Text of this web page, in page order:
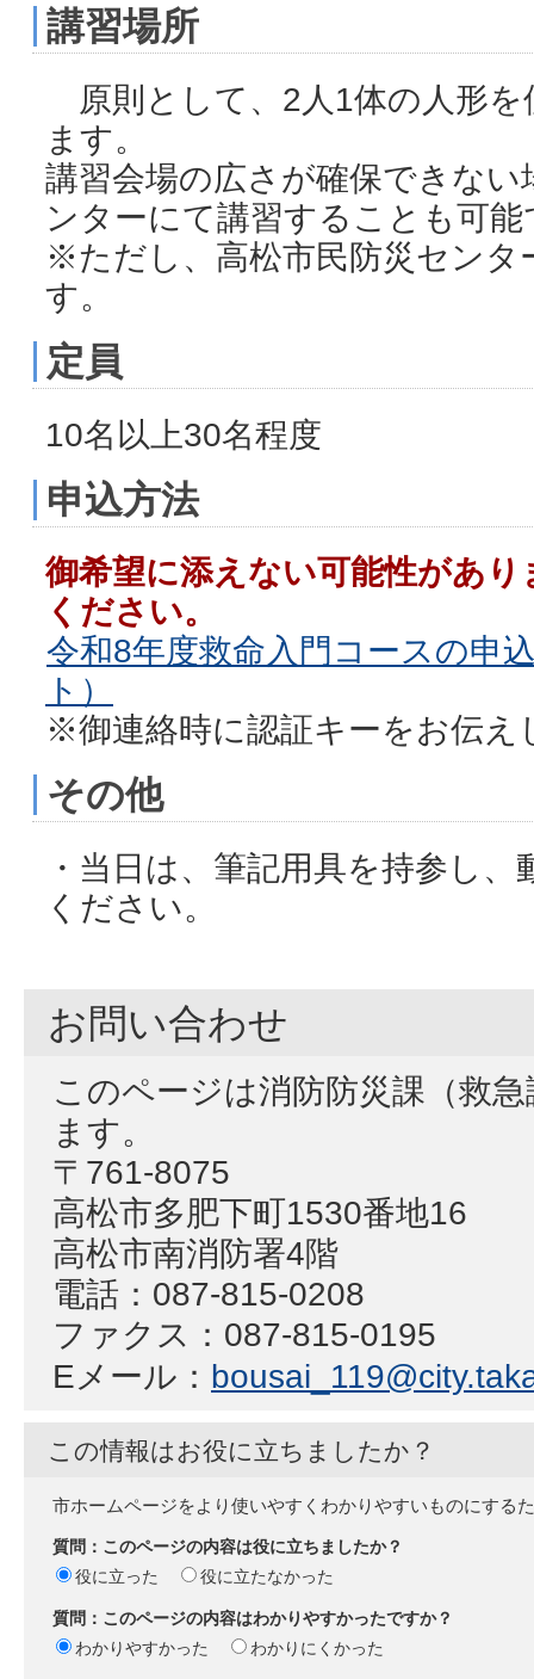
講習場所
原則として、2人1体の人形を
ます。
講習会場の広さが確保できな
ンターにて講習することも可能
※ただし、高松市民防災センタ
す。
定員
10名以上30名程度
申込方法
御希望に添えない可能性があ
ください。
令和8年度救命入門コースの申
ト）
※御連絡時に認証キーをお伝え
その他
・当日は、筆記用具を持参し
ください。
お問い合わせ
このページは消防防災課（救
ます。
〒761-8075
高松市多肥下町1530番地16
高松市南消防署4階
電話：087-815-0208
ファクス：087-815-0195
Eメール：
この情報はお役に立ちましたか？
市ホームページをより使いやすくわかりやすいものにする
質問：このページの内容は役に立ちましたか？
役に立った
役に立たなかった
質問：このページの内容はわかりやすかったですか？
わかりやすかった
わかりにくかった